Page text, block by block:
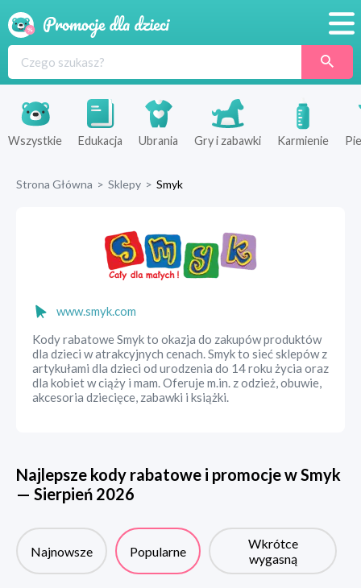
Produkty
Sklepy
Wszystkie Edukacja Ubrania Gry i zabawki Karmienie
Strona Główna > Sklepy > Smyk
www.smyk.com
Kody rabatowe Smyk to okazja do zakupów produktów
dla dzieci w atrakcyjnych cenach. Smyk to sieć sklepów z
artykułami dla dzieci od urodzenia do 14 roku życia oraz
dla kobiet w ciąży i mam. Oferuje m.in. z odzież, obuwie,
akcesoria dziecięce, zabawki i książki.
Najlepsze kody rabatowe i promocje wSmyk
— Sierpień 2026
Najnowsze Popularne
Wkrótce
wygasną